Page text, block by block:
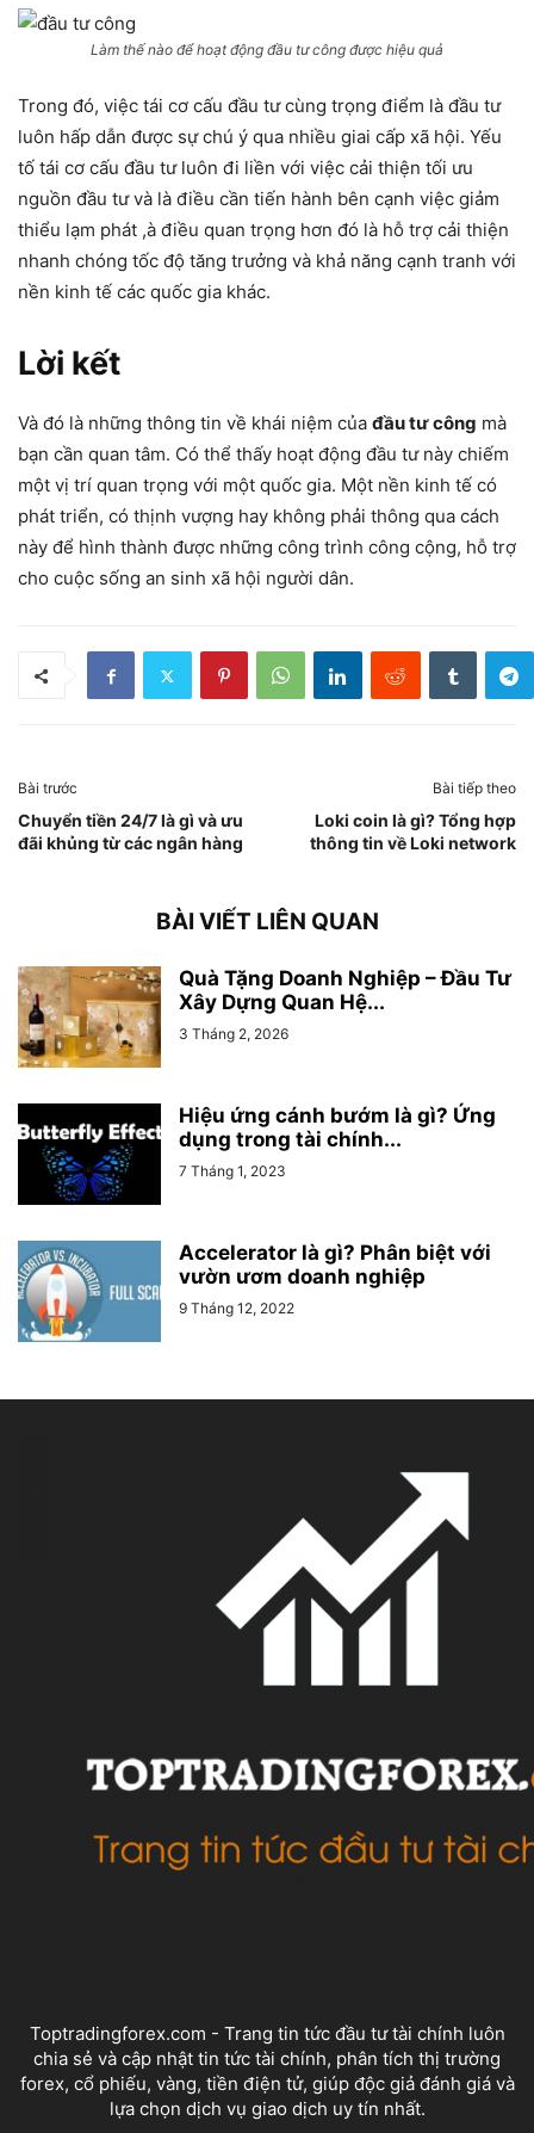
Làm thế nào để hoạt động đầu tư công được hiệu quả
Trong đó, việc tái cơ cấu đầu tư cùng trọng điểm là đầu tư
luôn hấp dẫn được sự chú ý qua nhiều giai cấp xã hội. Yếu
tố tái cơ cấu đầu tư luôn đi liền với việc cải thiện tối ưu
nguồn đầu tư và là điều cần tiến hành bên cạnh việc giảm
thiểu lạm phát ,à điều quan trọng hơn đó là hỗ trợ cải thiện
nhanh chóng tốc độ tăng trưởng và khả năng cạnh tranh với
nền kinh tế các quốc gia khác.
Lời kết
Và đó là những thông tin về khái niệm của đầu tư công mà
bạn cần quan tâm. Có thể thấy hoạt động đầu tư này chiếm
một vị trí quan trọng với một quốc gia. Một nền kinh tế có
phát triển, có thịnh vượng hay không phải thông qua cách
này để hình thành được những công trình công cộng, hỗ trợ
cho cuộc sống an sinh xã hội người dân.
Bài trước
Chuyển tiền 24/7 là gì và ưu
đãi khủng từ các ngân hàng
Bài tiếp theo
Loki coin là gì? Tổng hợp
thông tin về Loki network
BÀI VIẾT LIÊN QUAN
Quà Tặng Doanh Nghiệp – Đầu Tư
Xây Dựng Quan Hệ...
3 Tháng 2, 2026
Hiệu ứng cánh bướm là gì? Ứng
dụng trong tài chính...
7 Tháng 1, 2023
Accelerator là gì? Phân biệt với
vườn ươm doanh nghiệp
9 Tháng 12, 2022
Toptradingforex.com - Trang tin tức đầu tư tài chính luôn
chia sẻ và cập nhật tin tức tài chính, phân tích thị trường
forex, cổ phiếu, vàng, tiền điện tử, giúp độc giả đánh giá và
lựa chọn dịch vụ giao dịch uy tín nhất.